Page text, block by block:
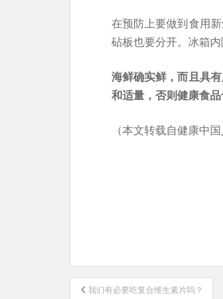
在预防上要做到食用
砧板也要分开。冰箱
海鲜确实鲜，而且具
和适量，否则健康食品
（本文转载自健康中国
文 我们有必要吃复合维生素片吗？